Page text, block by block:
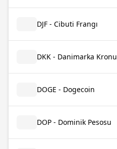
DJF - Cibuti Frangı
DKK - Danimarka Kronu
DOGE - Dogecoin
DOP - Dominik Pesosu